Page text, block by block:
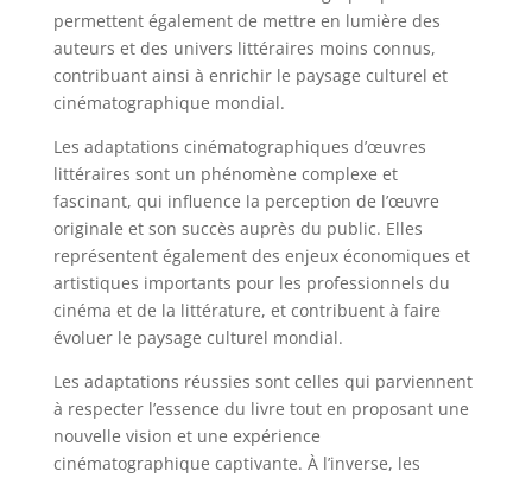
permettent également de mettre en lumière des
auteurs et des univers littéraires moins connus,
contribuant ainsi à enrichir le paysage culturel et
cinématographique mondial.
Les adaptations cinématographiques d’œuvres
littéraires sont un phénomène complexe et
fascinant, qui influence la perception de l’œuvre
originale et son succès auprès du public. Elles
représentent également des enjeux économiques et
artistiques importants pour les professionnels du
cinéma et de la littérature, et contribuent à faire
évoluer le paysage culturel mondial.
Les adaptations réussies sont celles qui parviennent
à respecter l’essence du livre tout en proposant une
nouvelle vision et une expérience
cinématographique captivante. À l’inverse, les